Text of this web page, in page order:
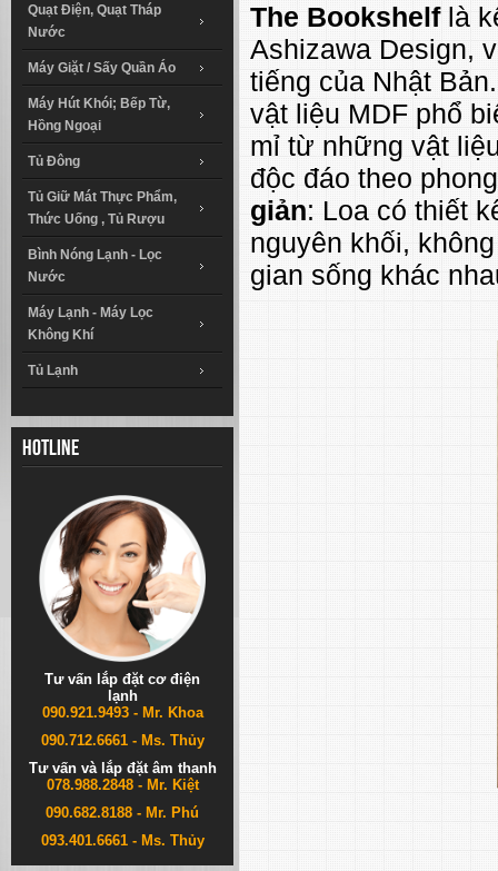
Quạt Điện, Quạt Tháp
Nước
Máy Giặt / Sấy Quần Áo
Máy Hút Khói; Bếp Từ,
Hồng Ngoại
Tủ Đông
Tủ Giữ Mát Thực Phẩm,
Thức Uống , Tủ Rượu
Bình Nóng Lạnh - Lọc
Nước
Máy Lạnh - Máy Lọc
Không Khí
Tủ Lạnh
Hotline
Tư vấn lắp đặt cơ điện
lạnh
090.921.9493 - Mr. Khoa
090.712.6661 - Ms. Thủy
Tư vấn và lắp đặt âm thanh
078.988.2848 - Mr. Kiệt
090.682.8188 - Mr. Phú
093.401.6661 - Ms. Thủy
The Bookshelflà
Ashizawa Design,
tiếng của Nhật
vật liệu MDF phổ
mỉ từ những vật
độc đáo theo
giản: Loa có thiết
nguyên khối,
gian sống khác